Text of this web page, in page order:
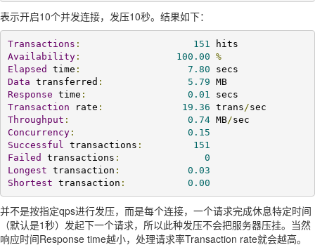
表示开启10个并发连接，发压10秒。结果如下：
Transactions : 151
Availability: 100.00 %
Elapsed time : 7.80
Data transferred : 5.79
MB
Response time : 0.01
Transaction rate : 19.36 trans /
Throughput : 0.74 MB/
Concurrency:
0.15
Successful
transactions :
151
Failed transactions :
0
Longest transaction :
0.03
Shortest transaction : 0.00
并不是按指定qps进行发压，而是每个连接，一个请求完成休息特定时间
（默认是1秒）发起下一个请求，所以此种发压不会把服务器压挂。当然
响应时间Response time越小，处理请求率Transaction rate就会越高。